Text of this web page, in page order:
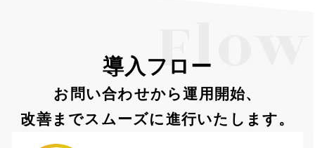
Flow
導入フロー
お問い合わせから運用開始、
改善までスムーズに進行いたします。